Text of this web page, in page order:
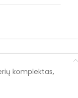
komplektas,